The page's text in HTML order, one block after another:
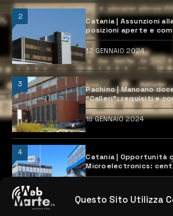
Questo Sito Utilizza
2
Catania | Assunzioni
posizioni aperte e
12 GENNAIO 2024
3
Pachino | Mancano
“Calleri”: requisiti e
18 GENNAIO 2024
4
Catania | Opportunità
Microelectronics:
previste